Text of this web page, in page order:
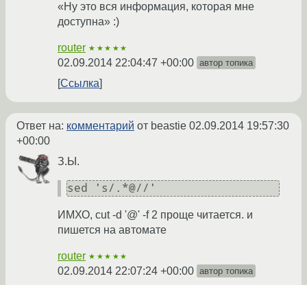
«Ну это вся информация, которая мне
доступна» :)
router ★★★★★
02.09.2014 22:04:47 +00:00 автор топика
Ссылка
Ответ на: комментарий от beastie 02.09.2014 19:57:30
+00:00
З.Ы.
sed 's/.*@//'
ИМХО, cut -d '@' -f 2 проще читается. и
пишется на автомате
router ★★★★★
02.09.2014 22:07:24 +00:00 автор топика